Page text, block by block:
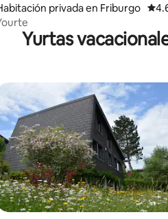
privada en Friburgo
Yurtas